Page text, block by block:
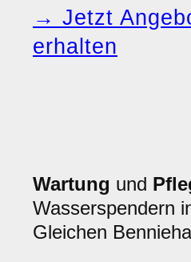
→ Jetzt
erhalten
Wartung und
Wasserspendern
Gleichen